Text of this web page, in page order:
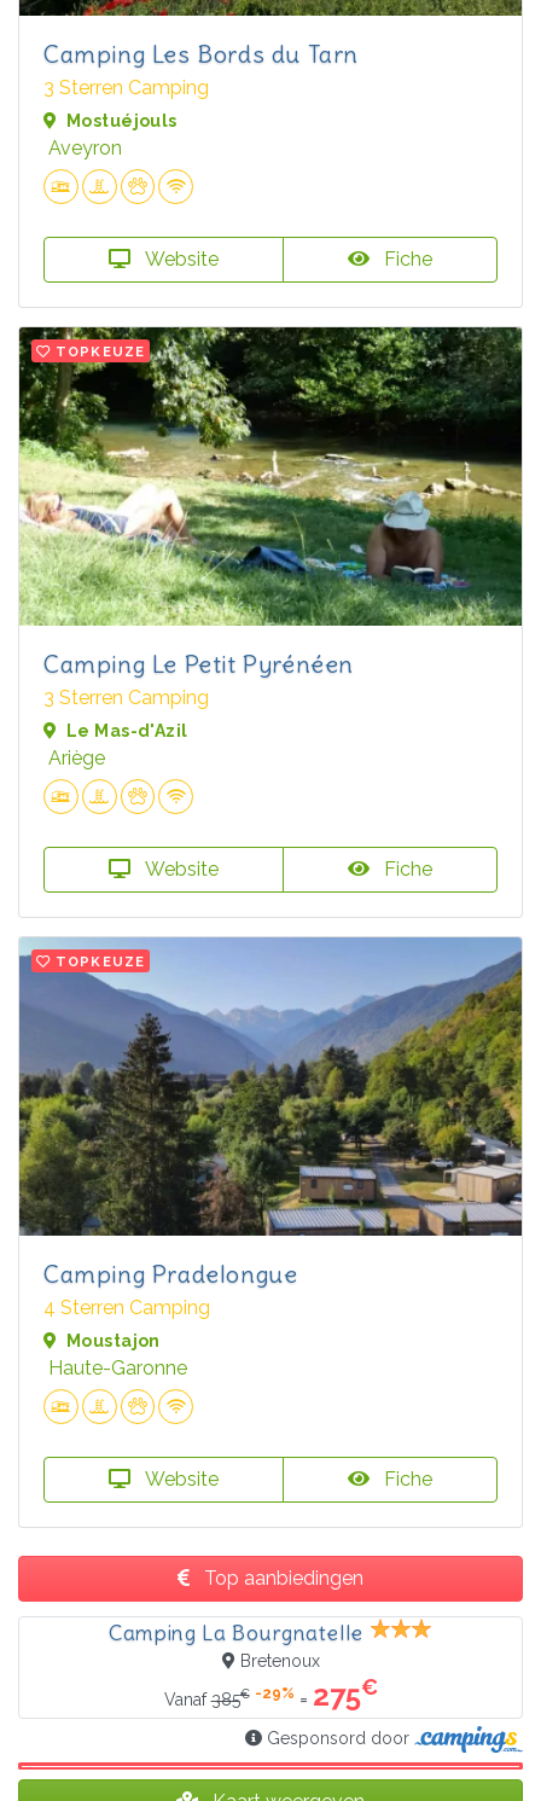
Camping Les Bords du Tarn
3 Sterren Camping
Mostuéjouls
Aveyron
Website Fiche
TOPKEUZE
Camping Le Petit Pyrénéen
3 Sterren Camping
Le Mas-d'Azil
Ariège
Website Fiche
TOPKEUZE
Camping Pradelongue
4 Sterren Camping
Moustajon
Haute-Garonne
Website Fiche
Top aanbiedingen
Camping La Bourgnatelle
Bretenoux
Vanaf385€ -29% = 275€
Gesponsord door